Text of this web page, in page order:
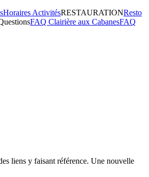
Horaires ActivitésRESTAURATIONResto
FAQ Clairière aux CabanesFAQ
liens y faisant référence. Une nouvelle